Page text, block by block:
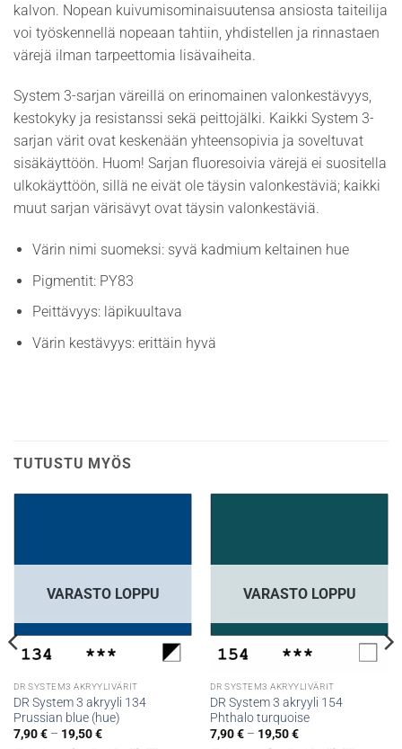
kalvon. Nopean kuivumisominaisuutensa ansiosta taiteilija
voi työskennellä nopeaan tahtiin, yhdistellen ja rinnastaen
värejä ilman tarpeettomia lisävaiheita.
System 3-sarjan väreillä on erinomainen valonkestävyys,
kestokyky ja resistanssi sekä peittojälki. Kaikki System 3-
sarjan värit ovat keskenään yhteensopivia ja soveltuvat
sisäkäyttöön. Huom! Sarjan fluoresoivia värejä ei suositella
ulkokäyttöön, sillä ne eivät ole täysin valonkestäviä; kaikki
muut sarjan värisävyt ovat täysin valonkestäviä.
Värin nimi suomeksi: syvä kadmium keltainen hue
Pigmentit: PY83
Peittävyys: läpikuultava
Värin kestävyys: erittäin hyvä
TUTUSTU MYÖS
VARASTO LOPPU
DR SYSTEM3 AKRYYLIVÄRIT
DR System 3 akryyli 134
Prussian blue (hue)
7,90€ – 19,50€Hintaluokka:
VARASTO LOPPU
DR SYSTEM3 AKRYYLIVÄRIT
DR System 3 akryyli 154
Phthalo turquoise
7,90€ – 19,50€Hintaluokka: